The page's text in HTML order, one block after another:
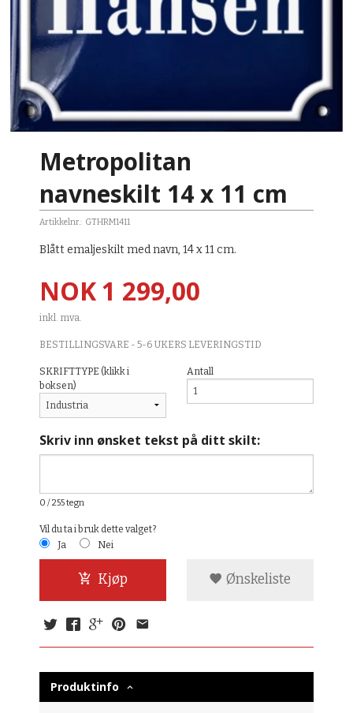
Metropolitan
navneskilt 14 x 11 cm
Artikkelnr.: GTHRM1411
Blått emaljeskilt med navn, 14 x 11 cm.
Pris
NOK1 299,00
inkl. mva.
BESTILLINGSVARE - 5-6 UKERS LEVERINGSTID
SKRIFTTYPE (klikk i
boksen)
Antall
Skriv inn ønsket tekst på ditt skilt:
0 / 255 tegn
Vil du ta i bruk dette valget?
Ja
Nei
Kjøp Ønskeliste
Produktinfo